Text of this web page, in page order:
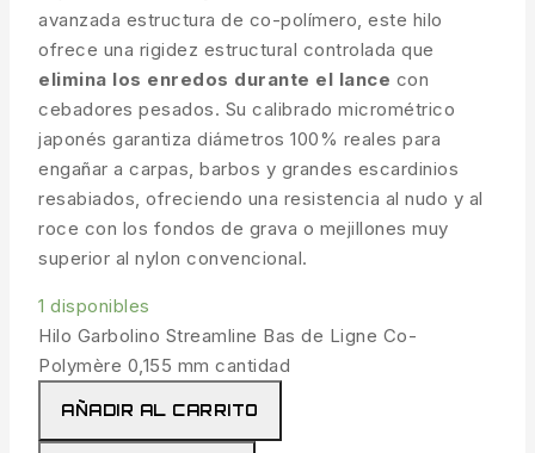
avanzada estructura de co-polímero, este hilo
ofrece una rigidez estructural controlada que
elimina los enredos durante el lance con
cebadores pesados. Su calibrado micrométrico
japonés garantiza diámetros 100% reales para
engañar a carpas, barbos y grandes escardinios
resabiados, ofreciendo una resistencia al nudo y al
roce con los fondos de grava o mejillones muy
superior al nylon convencional.
1 disponibles
Hilo Garbolino Streamline Bas de Ligne Co-
Polymère 0,155 mm cantidad
AÑADIR AL CARRITO